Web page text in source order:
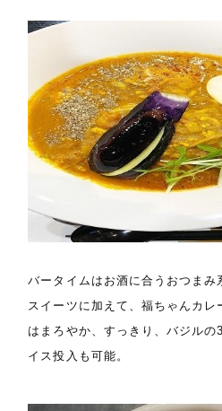
バータイムはお酒に合うおつまみ
スイーツに加えて、福ちゃんカ
はまろやか、すっきり、バジルの
イス投入も可能。